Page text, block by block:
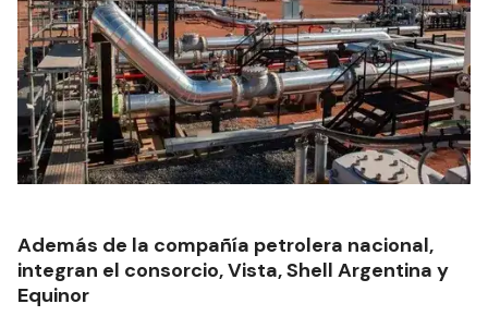
Además de la compañía petrolera nacional,
integran el consorcio, Vista, Shell Argentina y
Equinor